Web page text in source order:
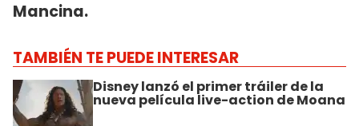
Mancina.
TAMBIÉN TE PUEDE INTERESAR
Disney lanzó el primer tráiler de la
nueva película live-action de Moana